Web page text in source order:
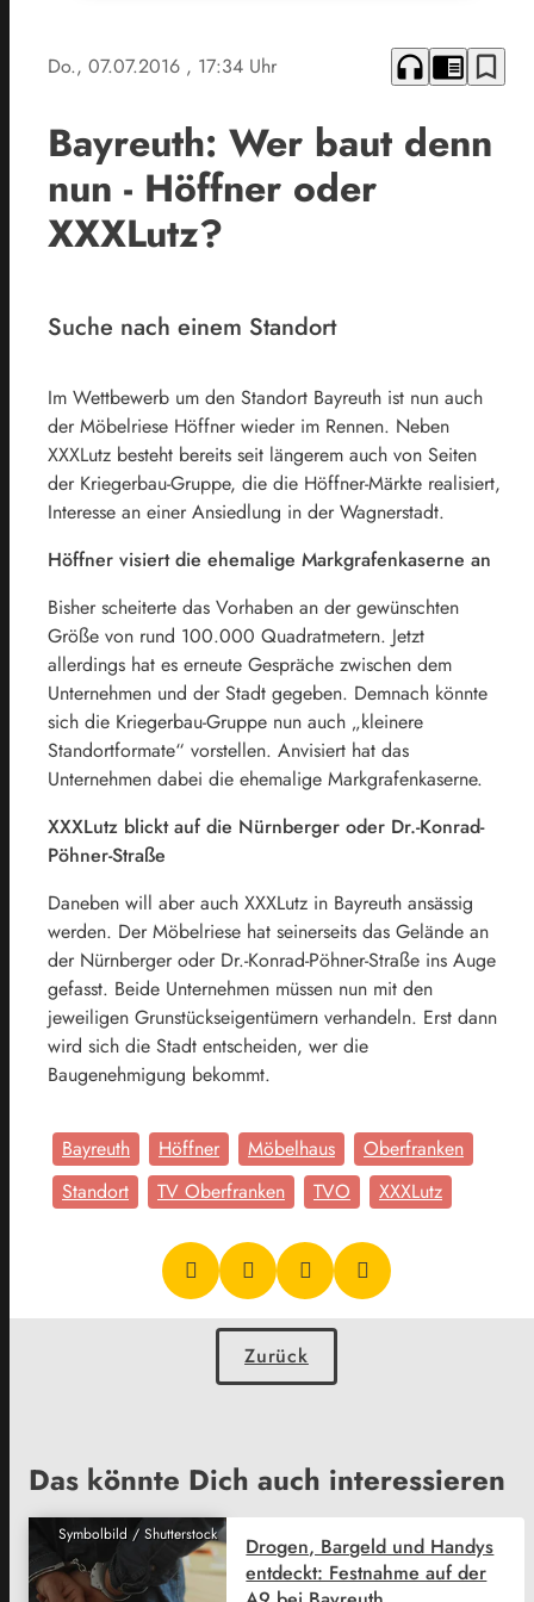
Do., 07.07.2016 , 17:34 Uhr headphones chrome_reader_mode bookmark_border
Bayreuth: Wer baut denn
nun - Höffner oder
XXXLutz?
Suche nach einem Standort
Im Wettbewerb um den Standort Bayreuth ist nun auch
der Möbelriese Höffner wieder im Rennen. Neben
XXXLutz besteht bereits seit längerem auch von Seiten
der Kriegerbau-Gruppe, die die Höffner-Märkte realisiert,
Interesse an einer Ansiedlung in der Wagnerstadt.
Höffner visiert die ehemalige Markgrafenkaserne an
Bisher scheiterte das Vorhaben an der gewünschten
Größe von rund 100.000 Quadratmetern. Jetzt
allerdings hat es erneute Gespräche zwischen dem
Unternehmen und der Stadt gegeben. Demnach könnte
sich die Kriegerbau-Gruppe nun auch „kleinere
Standortformate“ vorstellen. Anvisiert hat das
Unternehmen dabei die ehemalige Markgrafenkaserne.
XXXLutz blickt auf die Nürnberger oder Dr.-Konrad-
Pöhner-Straße
Daneben will aber auch XXXLutz in Bayreuth ansässig
werden. Der Möbelriese hat seinerseits das Gelände an
der Nürnberger oder Dr.-Konrad-Pöhner-Straße ins Auge
gefasst. Beide Unternehmen müssen nun mit den
jeweiligen Grunstückseigentümern verhandeln. Erst dann
wird sich die Stadt entscheiden, wer die
Baugenehmigung bekommt.
Bayreuth Höffner Möbelhaus
Oberfranken
Standort
TV Oberfranken TVO XXXLutz
Zurück
Das könnte Dich auch interessieren
Symbolbild / Shutterstock
Drogen, Bargeld und Handys
entdeckt: Festnahme auf der